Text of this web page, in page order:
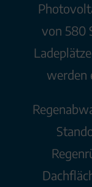
von 580
werden